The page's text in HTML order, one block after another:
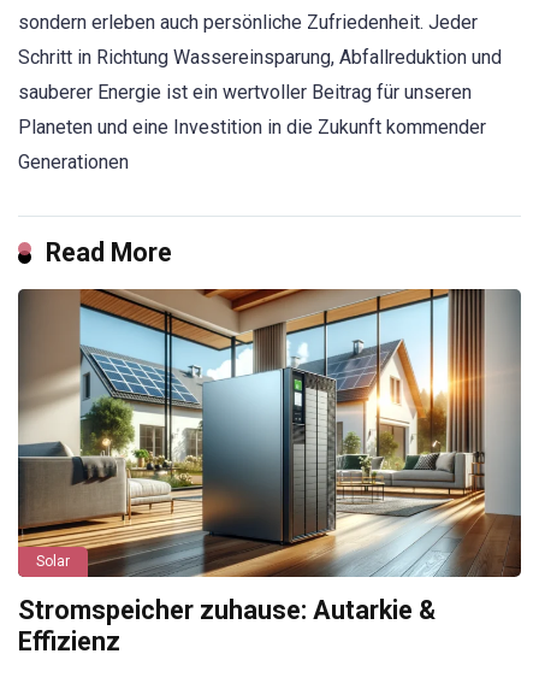
sondern erleben auch persönliche Zufriedenheit. Jeder
Schritt in Richtung Wassereinsparung, Abfallreduktion und
sauberer Energie ist ein wertvoller Beitrag für unseren
Planeten und eine Investition in die Zukunft kommender
Generationen
Read More
Solar
Stromspeicher zuhause: Autarkie &
Effizienz